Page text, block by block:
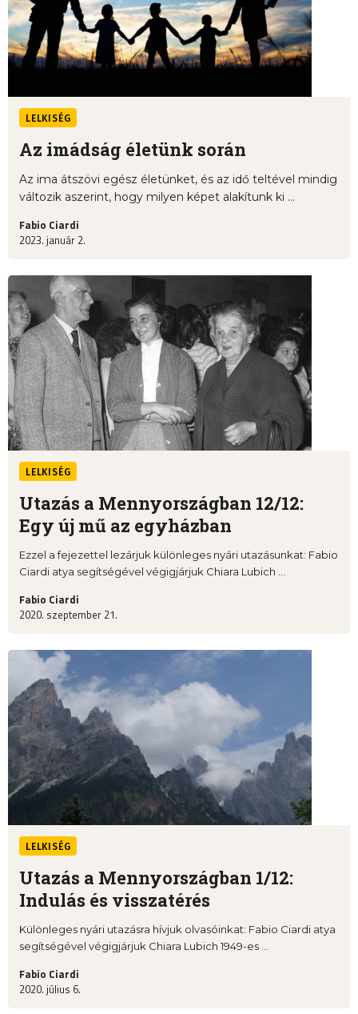
LELKISÉG
Az imádság életünk során
Az ima átszövi egész életünket, és az idő teltével mindig
változik aszerint, hogy milyen képet alakítunk ki ...
Fabio Ciardi
2023. január 2.
LELKISÉG
Utazás a Mennyországban 12/12:
Egy új mű az egyházban
Ezzel a fejezettel lezárjuk különleges nyári utazásunkat: Fabio
Ciardi atya segítségével végigjárjuk Chiara Lubich ...
Fabio Ciardi
2020. szeptember 21.
LELKISÉG
Utazás a Mennyországban 1/12:
Indulás és visszatérés
Különleges nyári utazásra hívjuk olvasóinkat: Fabio Ciardi atya
segítségével végigjárjuk Chiara Lubich 1949-es ...
Fabio Ciardi
2020. július 6.